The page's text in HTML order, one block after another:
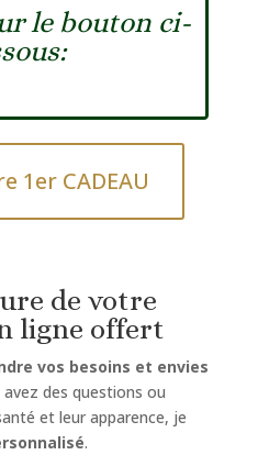
le bouton ci-
1er CADEAU
de votre
ligne offert
vos besoins et envies
des questions ou
et leur apparence, je
.